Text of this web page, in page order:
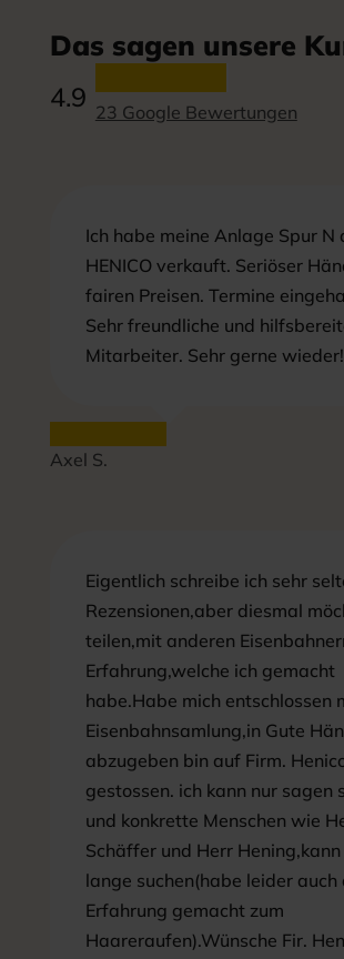
Das sagen unsere
4.9 23 Google Bewertungen
Ich habe meine Anlage Spur N
HENICO verkauft. Seriöser
fairen Preisen. Termine
Sehr freundliche und
Mitarbeiter. Sehr gerne wieder!
Axel S.
Eigentlich schreibe ich sehr
Rezensionen,aber diesmal
teilen,mit anderen
Erfahrung,welche ich gemacht
habe.Habe mich entschlossen
Eisenbahnsamlung,in Gute
abzugeben bin auf Firm.
gestossen. ich kann nur sagen
und konkrette Menschen wie
Schäffer und Herr
lange suchen(habe leider auch
Erfahrung gemacht zum
Haareraufen).Wünsche Fir.